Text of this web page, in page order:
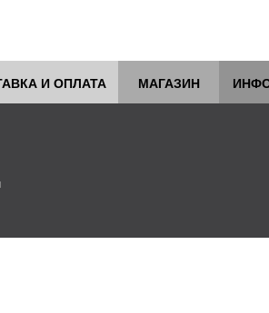
И ОПЛАТА МАГАЗИН